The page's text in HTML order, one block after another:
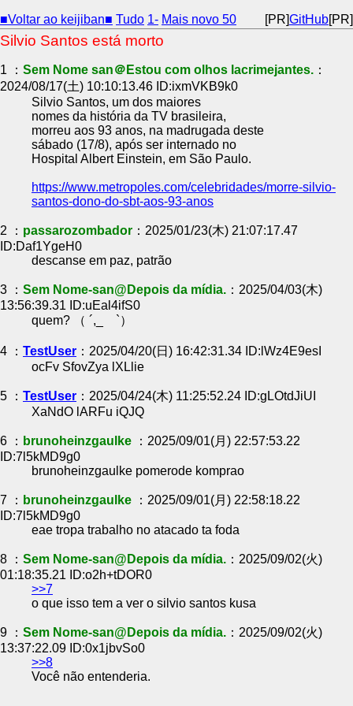
■Voltar ao keijiban■ Tudo 1- Mais novo 50 [PR]GitHub[PR]
Silvio Santos está morto
1 ： Sem Nome san＠Estou com olhos lacrimejantes. ：
2024/08/17(土) 10:10:13.46 ID:ixmVKB9k0
Silvio Santos, um dos maiores
nomes da história da TV brasileira,
morreu aos 93 anos, na madrugada deste
sábado (17/8), após ser internado no
Hospital Albert Einstein, em São Paulo.
https://www.metropoles.com/celebridades/morre-silvio-
santos-dono-do-sbt-aos-93-anos
2 ： passarozombador ：2025/01/23(木) 21:07:17.47
ID:Daf1YgeH0
descanse em paz, patrão
3 ： Sem Nome-san@Depois da mídia. ：2025/04/03(木)
13:56:39.31 ID:uEal4ifS0
quem? （ ´,_ゝ`）
4 ： TestUser ：2025/04/20(日) 16:42:31.34 ID:lWz4E9esI
ocFv SfovZya lXLlie
5 ： TestUser ：2025/04/24(木) 11:25:52.24 ID:gLOtdJiUI
XaNdO lARFu iQJQ
6 ： brunoheinzgaulke
：2025/09/01(月) 22:57:53.22
ID:7l5kMD9g0
brunoheinzgaulke pomerode komprao
7 ： brunoheinzgaulke
：2025/09/01(月) 22:58:18.22
ID:7l5kMD9g0
eae tropa trabalho no atacado ta foda
8 ： Sem Nome-san@Depois da mídia. ：2025/09/02(火)
01:18:35.21 ID:o2h+tDOR0
>>7
o que isso tem a ver o silvio santos kusa
9 ： Sem Nome-san@Depois da mídia. ：2025/09/02(火)
13:37:22.09 ID:0x1jbvSo0
>>8
Você não entenderia.